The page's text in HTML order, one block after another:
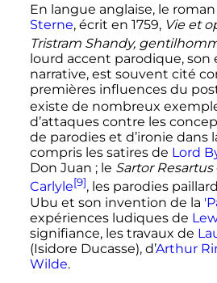
En langue anglaise, le
Sterne, écrit en 1759, Vie et
Tristram Shandy,
lourd accent parodique,
narrative, est souvent cité
premières influences du
existe de nombreux
d’attaques contre les
de parodies et d’ironie dans
compris les satires de Lord
Don Juan ; le Sartor Resartus
Carlyle[9], les parodies
Ubu et son invention de la
expériences ludiques de
signifiance, les travaux de
(Isidore Ducasse), d’Arthur
Wilde.